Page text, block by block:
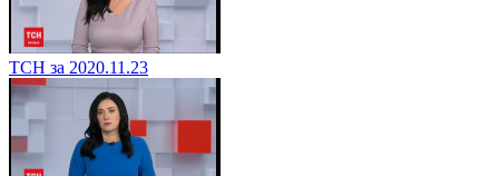
ТСН за 2020.11.23